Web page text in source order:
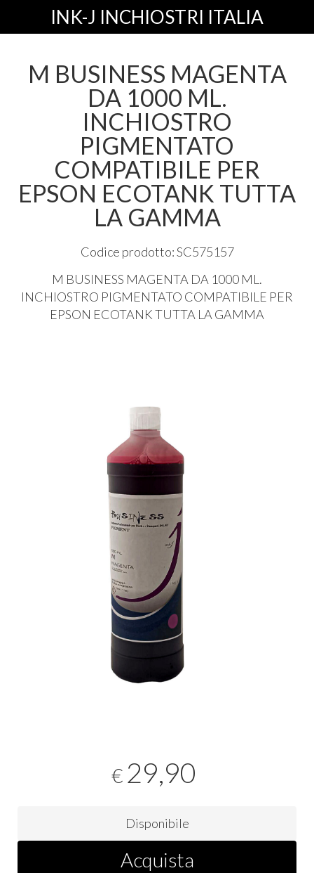
INK-J INCHIOSTRI ITALIA
M BUSINESS MAGENTA
DA 1000 ML.
INCHIOSTRO
PIGMENTATO
COMPATIBILE PER
EPSON ECOTANK TUTTA
LA GAMMA
Codice prodotto: SC575157
M BUSINESS MAGENTA DA 1000 ML.
INCHIOSTRO PIGMENTATO COMPATIBILE PER
EPSON ECOTANKTUTTA LA GAMMA
€ 29,90
Disponibile
Acquista